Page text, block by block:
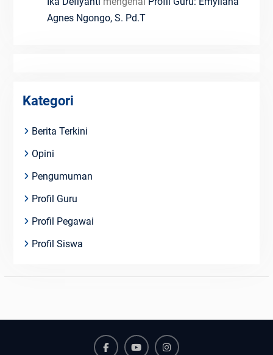
Agnes Ngongo, S. Pd.T
Kategori
Berita Terkini
Opini
Pengumuman
Profil Guru
Profil Pegawai
Profil Siswa